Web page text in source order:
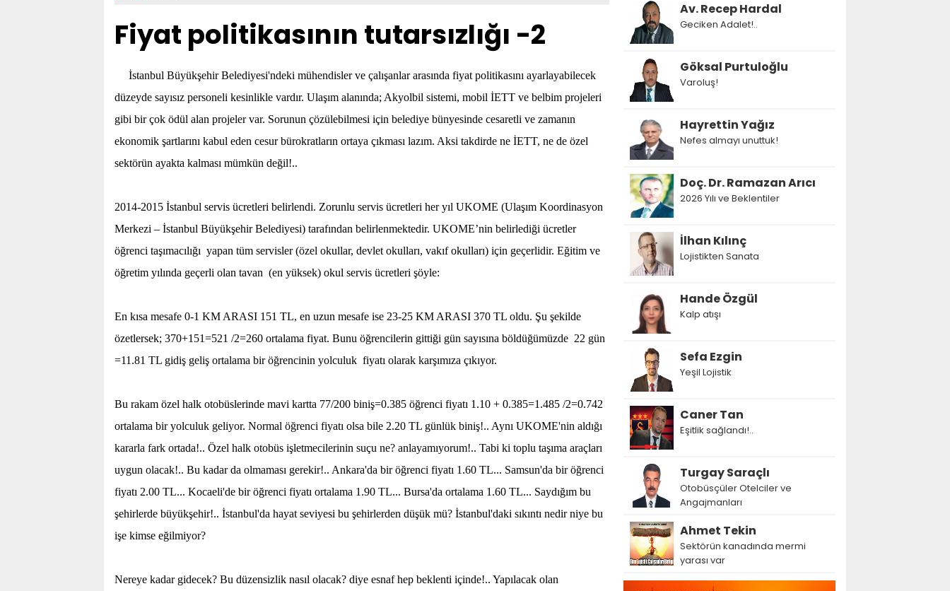
Fiyat politikasının tutarsızlığı -2
İstanbul Büyükşehir Belediyesi'ndeki mühendisler ve çalışanlar arasında fiyat politikasını ayarlayabilecek
düzeyde sayısız personeli kesinlikle vardır. Ulaşım alanında; Akyolbil sistemi, mobil İETT ve belbim projeleri
gibi bir çok ödül alan projeler var. Sorunun çözülebilmesi için belediye bünyesinde cesaretli ve zamanın
ekonomik şartlarını kabul eden cesur bürokratların ortaya çıkması lazım. Aksi takdirde ne İETT, ne de özel
sektörün ayakta kalması mümkün değil!..
2014-2015 İstanbul servis ücretleri belirlendi. Zorunlu servis ücretleri her yıl UKOME (Ulaşım Koordinasyon
Merkezi – İstanbul Büyükşehir Belediyesi) tarafından belirlenmektedir. UKOME’nin belirlediği ücretler
öğrenci taşımacılığı yapan tüm servisler (özel okullar, devlet okulları, vakıf okulları) için geçerlidir. Eğitim ve
öğretim yılında geçerli olan tavan (en yüksek) okul servis ücretleri şöyle:
En kısa mesafe 0-1 KM ARASI 151 TL, en uzun mesafe ise 23-25 KM ARASI 370 TL oldu. Şu şekilde
özetlersek; 370+151=521 /2=260 ortalama fiyat. Bunu öğrencilerin gittiği gün sayısına böldüğümüzde 22 gün
=11.81 TL gidiş geliş ortalama bir öğrencinin yolculuk fiyatı olarak karşımıza çıkıyor.
Bu rakam özel halk otobüslerinde mavi kartta 77/200 biniş=0.385 öğrenci fiyatı 1.10 + 0.385=1.485 /2=0.742
ortalama bir yolculuk geliyor. Normal öğrenci fiyatı olsa bile 2.20 TL günlük biniş!.. Aynı UKOME'nin aldığı
kararla fark ortada!.. Özel halk otobüs işletmecilerinin suçu ne? anlayamıyorum!.. Tabi ki toplu taşıma araçları
uygun olacak!.. Bu kadar da olmaması gerekir!.. Ankara'da bir öğrenci fiyatı 1.60 TL... Samsun'da bir öğrenci
fiyatı 2.00 TL... Kocaeli'de bir öğrenci fiyatı ortalama 1.90 TL... Bursa'da ortalama 1.60 TL... Saydığım bu
şehirlerde büyükşehir!.. İstanbul'da hayat seviyesi bu şehirlerden düşük mü? İstanbul'daki sıkıntı nedir niye bu
işe kimse eğilmiyor?
Nereye kadar gidecek? Bu düzensizlik nasıl olacak? diye esnaf hep beklenti içinde!.. Yapılacak olan
Av. Recep Hardal
Geciken Adalet!..
Göksal Purtuloğlu
Varoluş!
Hayrettin Yağız
Nefes almayı unuttuk!
Doç. Dr. Ramazan Arıcı
2026 Yılı ve Beklentiler
İlhan Kılınç
Lojistikten Sanata
Hande Özgül
Kalp atışı
Sefa Ezgin
Yeşil Lojistik
Caner Tan
Eşitlik sağlandı!..
Turgay Saraçlı
Otobüsçüler Otelciler ve
Angajmanları
Ahmet Tekin
Sektörün kanadında mermi
yarası var